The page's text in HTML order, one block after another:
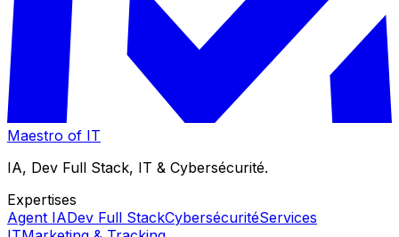
Maestro of IT
IA, Dev Full Stack, IT & Cybersécurité.
Expertises
Agent IADev Full StackCybersécuritéServices